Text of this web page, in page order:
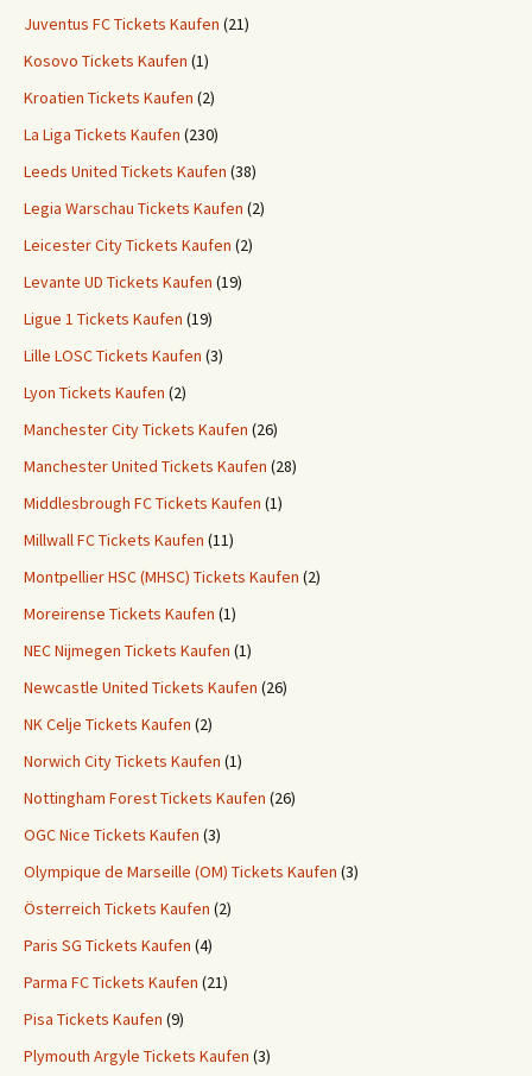
Juventus FC Tickets Kaufen (21)
Kosovo Tickets Kaufen (1)
Kroatien Tickets Kaufen (2)
La Liga Tickets Kaufen (230)
Leeds United Tickets Kaufen (38)
Legia Warschau Tickets Kaufen (2)
Leicester City Tickets Kaufen (2)
Levante UD Tickets Kaufen (19)
Ligue 1 Tickets Kaufen (19)
Lille LOSC Tickets Kaufen (3)
Lyon Tickets Kaufen (2)
Manchester City Tickets Kaufen (26)
Manchester United Tickets Kaufen (28)
Middlesbrough FC Tickets Kaufen (1)
Millwall FC Tickets Kaufen (11)
Montpellier HSC (MHSC) Tickets Kaufen (2)
Moreirense Tickets Kaufen (1)
NEC Nijmegen Tickets Kaufen (1)
Newcastle United Tickets Kaufen (26)
NK Celje Tickets Kaufen (2)
Norwich City Tickets Kaufen (1)
Nottingham Forest Tickets Kaufen (26)
OGC Nice Tickets Kaufen (3)
Olympique de Marseille (OM) Tickets Kaufen (3)
Österreich Tickets Kaufen (2)
Paris SG Tickets Kaufen (4)
Parma FC Tickets Kaufen (21)
Pisa Tickets Kaufen (9)
Plymouth Argyle Tickets Kaufen (3)